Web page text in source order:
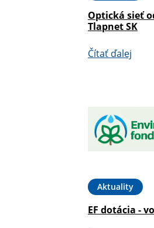
Optická sieť
Tlapnet SK
Čítať ďalej
Aktuality
EF dotácia -